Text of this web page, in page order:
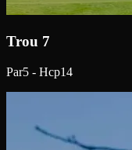
Trou 7
Par5 - Hcp14